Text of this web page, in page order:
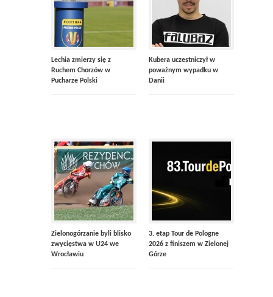
Lechia zmierzy się z
Ruchem Chorzów w
Pucharze Polski
Kubera uczestniczył w
poważnym wypadku w
Danii
Zielonogórzanie byli blisko
zwycięstwa w U24 we
Wrocławiu
3. etap Tour de Pologne
2026 z finiszem w Zielonej
Górze